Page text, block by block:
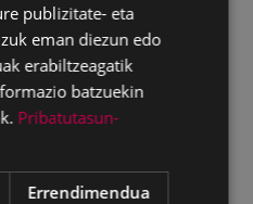
publizitate- eta
eman diezun edo
erabiltzeagatik
batzuekin
Pribatutasun-
Errendimendua